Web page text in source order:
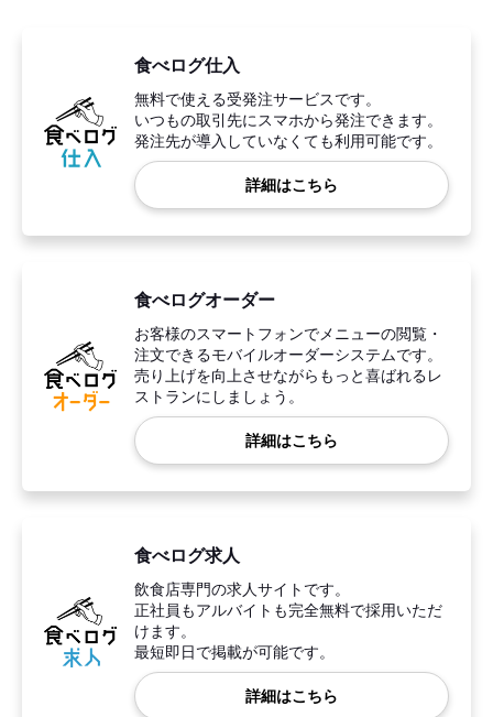
食べログ仕入
無料で使える受発注サービスです。
いつもの取引先にスマホから発注できます。
発注先が導入していなくても利用可能です。
詳細はこちら
食べログオーダー
お客様のスマートフォンでメニューの閲覧・
注文できるモバイルオーダーシステムです。
売り上げを向上させながらもっと喜ばれるレ
ストランにしましょう。
詳細はこちら
食べログ求人
飲食店専門の求人サイトです。
正社員もアルバイトも完全無料で採用いただ
けます。
最短即日で掲載が可能です。
詳細はこちら